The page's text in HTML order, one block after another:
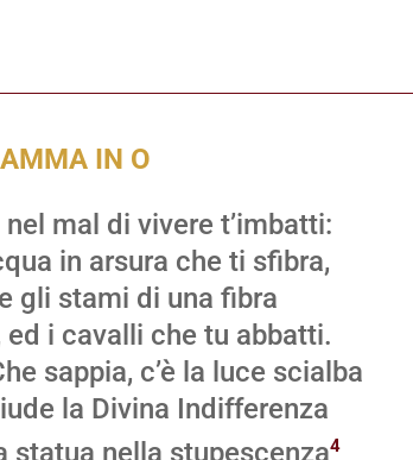
IN O
nel mal di vivere t’imbatti:
in arsura che ti sfibra,
gli stami di una fibra
ed i cavalli che tu abbatti.
sappia, c’è la luce scialba
la Divina Indifferenza
statua nella stupescenza4